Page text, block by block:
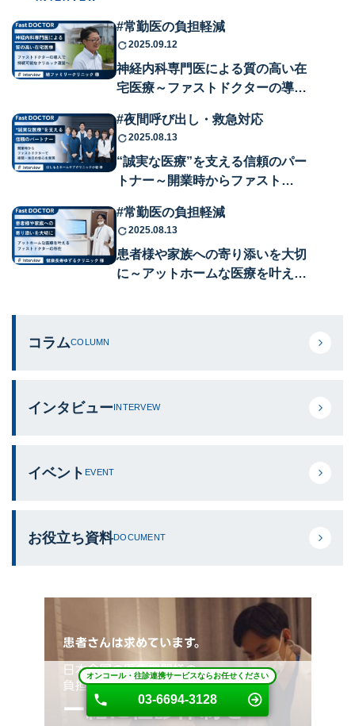
オンコール・往診連携サービスならお任せください
03-6694-3128
#常勤医の負担軽減
2025.09.12
神経内科専門医による質の高い在
宅医療～ファストドクターの導…
#夜間呼び出し・救急対応
2025.08.13
“誠実な医療”を支える信頼のパー
トナー～開業時からファスト…
#常勤医の負担軽減
2025.08.13
患者様や家族への寄り添いを大切
に～アットホームな医療を叶え…
COLUMN
コラム
INTERVEW
インタビュー
EVENT
イベント
DOCUMENT
お役立ち資料
オンコール・往診連携サービスならお任せください
03-6694-3128